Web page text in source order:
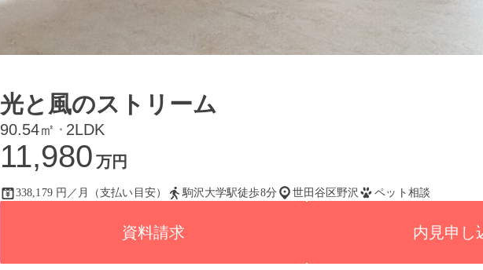
光と風のストリーム
90.54㎡ ・ 2LDK
11,980 万円
338,179 円／月（支払い目安） 駒沢大学駅徒歩8分 世田谷区野沢 ペット相談
資料請求 内見申し